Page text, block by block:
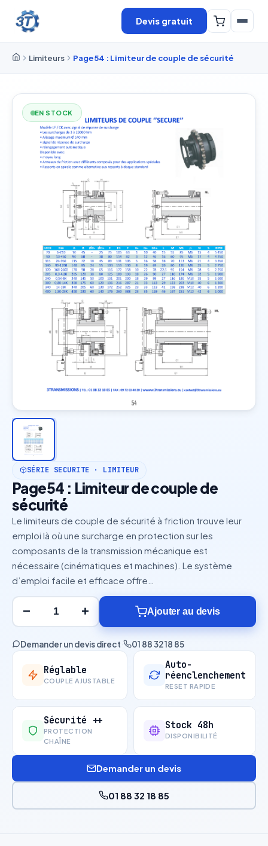
Devis gratuit
Limiteurs Page54 : Limiteur de couple de sécurité
EN STOCK
SÉRIE SECURITE · LIMITEUR
Page54 : Limiteur de couple de
sécurité
Le limiteurs de couple de sécurité à friction trouve leur
emploi là où une surcharge en protection sur les
composants de la transmission mécanique est
nécessaire (cinématiques et machines). Le système
d’emploi facile et efficace offre…
− + Ajouter au devis
Demander un devis direct· 01 88 32 18 85
Réglable
COUPLE AJUSTABLE
Auto-
réenclenchement
RESET RAPIDE
Sécurité ++
PROTECTION
CHAÎNE
Stock 48h
DISPONIBILITÉ
Demander un devis
01 88 32 18 85